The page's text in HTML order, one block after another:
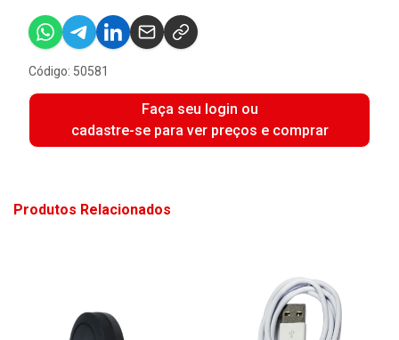
Código: 50581
Faça seu login ou
cadastre-se para ver preços e comprar
Produtos Relacionados